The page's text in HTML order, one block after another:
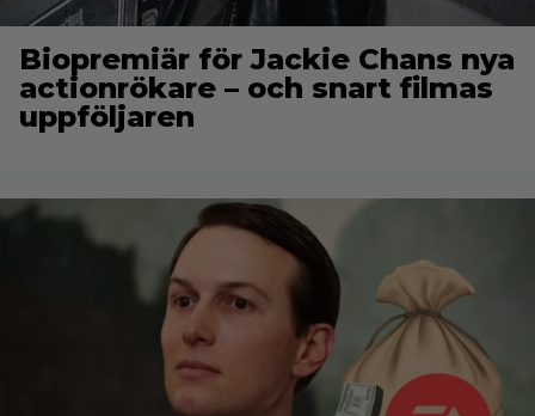
Biopremiär för Jackie Chans nya
actionrökare – och snart filmas
uppföljaren